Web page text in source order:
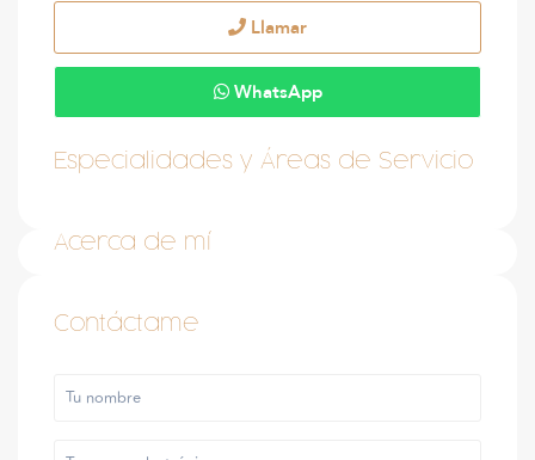
Llamar
WhatsApp
Especialidades y Áreas de Servicio
Acerca de mí
Contáctame